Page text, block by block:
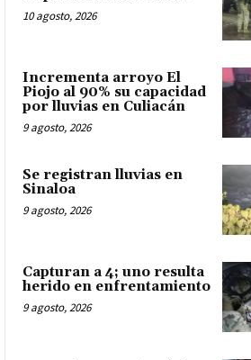
10 agosto, 2026
Incrementa arroyo El
Piojo al 90% su capacidad
por lluvias en Culiacán
9 agosto, 2026
Se registran lluvias en
Sinaloa
9 agosto, 2026
Capturan a 4; uno resulta
herido en enfrentamiento
9 agosto, 2026